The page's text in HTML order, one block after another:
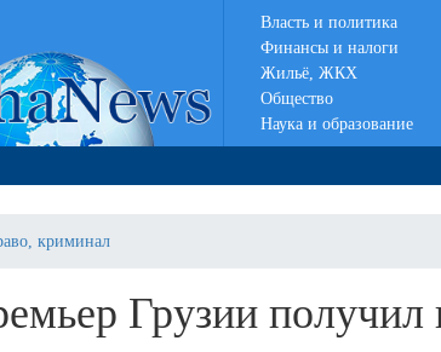
Власть и политика
Финансы и налоги
Жильё, ЖКХ
Общество
Наука и образование
криминал
Грузии